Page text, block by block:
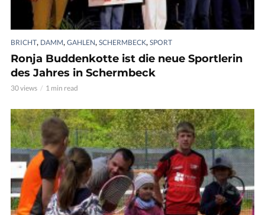
BRICHT, DAMM, GAHLEN, SCHERMBECK, SPORT
Ronja Buddenkotte ist die neue Sportlerin
des Jahres in Schermbeck
30 views 1 min read